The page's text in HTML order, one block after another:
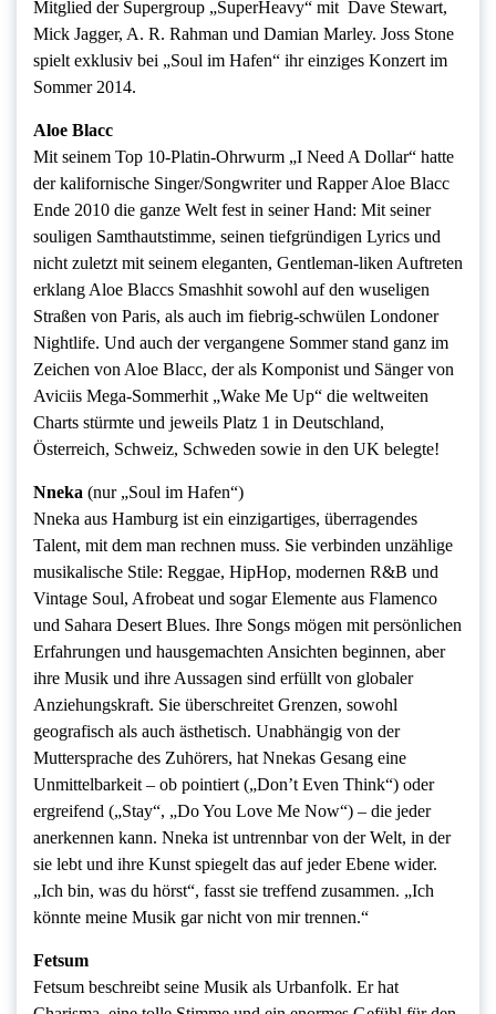
Mitglied der Supergroup „SuperHeavy“ mit Dave Stewart,
Mick Jagger, A. R. Rahman und Damian Marley. Joss Stone
spielt exklusiv bei „Soul im Hafen“ ihr einziges Konzert im
Sommer 2014.
Aloe Blacc
Mit seinem Top 10-Platin-Ohrwurm „I Need A Dollar“ hatte
der kalifornische Singer/Songwriter und Rapper Aloe Blacc
Ende 2010 die ganze Welt fest in seiner Hand: Mit seiner
souligen Samthautstimme, seinen tiefgründigen Lyrics und
nicht zuletzt mit seinem eleganten, Gentleman-liken Auftreten
erklang Aloe Blaccs Smashhit sowohl auf den wuseligen
Straßen von Paris, als auch im fiebrig-schwülen Londoner
Nightlife. Und auch der vergangene Sommer stand ganz im
Zeichen von Aloe Blacc, der als Komponist und Sänger von
Aviciis Mega-Sommerhit „Wake Me Up“ die weltweiten
Charts stürmte und jeweils Platz 1 in Deutschland,
Österreich, Schweiz, Schweden sowie in den UK belegte!
Nneka (nur „Soul im Hafen“)
Nneka aus Hamburg ist ein einzigartiges, überragendes
Talent, mit dem man rechnen muss. Sie verbinden unzählige
musikalische Stile: Reggae, HipHop, modernen R&B und
Vintage Soul, Afrobeat und sogar Elemente aus Flamenco
und Sahara Desert Blues. Ihre Songs mögen mit persönlichen
Erfahrungen und hausgemachten Ansichten beginnen, aber
ihre Musik und ihre Aussagen sind erfüllt von globaler
Anziehungskraft. Sie überschreitet Grenzen, sowohl
geografisch als auch ästhetisch. Unabhängig von der
Muttersprache des Zuhörers, hat Nnekas Gesang eine
Unmittelbarkeit – ob pointiert („Don’t Even Think“) oder
ergreifend („Stay“, „Do You Love Me Now“) – die jeder
anerkennen kann. Nneka ist untrennbar von der Welt, in der
sie lebt und ihre Kunst spiegelt das auf jeder Ebene wider.
„Ich bin, was du hörst“, fasst sie treffend zusammen. „Ich
könnte meine Musik gar nicht von mir trennen.“
Fetsum
Fetsum beschreibt seine Musik als Urbanfolk. Er hat